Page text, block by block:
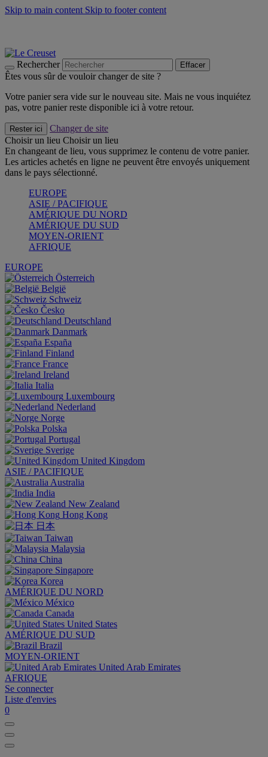
Skip to main content Skip to footer content
Rechercher Effacer
Êtes vous sûr de vouloir changer de site ?
Votre panier sera vide sur le nouveau site. Mais ne vous inquiétez
pas, votre panier reste disponible ici à votre retour.
Rester ici
Changer de site
Choisir un lieu Choisir un lieu
En changeant de lieu, vous supprimez le contenu de votre panier.
Les articles achetés en ligne ne peuvent être envoyés uniquement
dans le pays sélectionné.
EUROPE
ASIE / PACIFIQUE
AMÉRIQUE DU NORD
AMÉRIQUE DU SUD
MOYEN-ORIENT
AFRIQUE
EUROPE
Österreich
België
Schweiz
Česko
Deutschland
Danmark
España
Finland
France
Ireland
Italia
Luxembourg
Nederland
Norge
Polska
Portugal
Sverige
United Kingdom
ASIE / PACIFIQUE
Australia
India
New Zealand
Hong Kong
日本
Taiwan
Malaysia
China
Singapore
Korea
AMÉRIQUE DU NORD
México
Canada
United States
AMÉRIQUE DU SUD
Brazil
MOYEN-ORIENT
United Arab Emirates
AFRIQUE
Se connecter
Liste d'envies
0